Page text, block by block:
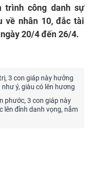
trình công danh sự
về nhân 10, đắc tài
20/4 đến 26/4.
3 con giáp này hưởng
ý, giàu có lên hương
phước, 3 con giáp này
lên đỉnh danh vọng, nắm